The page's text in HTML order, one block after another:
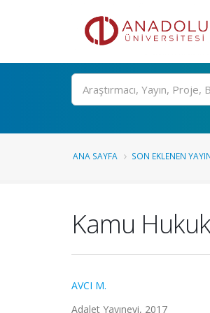
Ara
ANA SAYFA SON EKLENEN
Kamu
AVCI M.
Adalet Yayınevi, 2017